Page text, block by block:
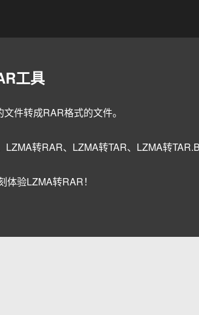
工具
件转成RAR格式的文件。
LZMA转RAR、LZMA转TAR、LZMA转
体验LZMA转RAR！